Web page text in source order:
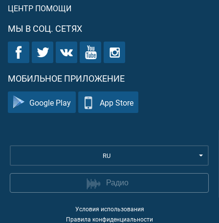
ЦЕНТР ПОМОЩИ
МЫ В СОЦ. СЕТЯХ
МОБИЛЬНОЕ ПРИЛОЖЕНИЕ
Google Play App Store
RU
Радио
Условия использования
Правила конфиденциальности